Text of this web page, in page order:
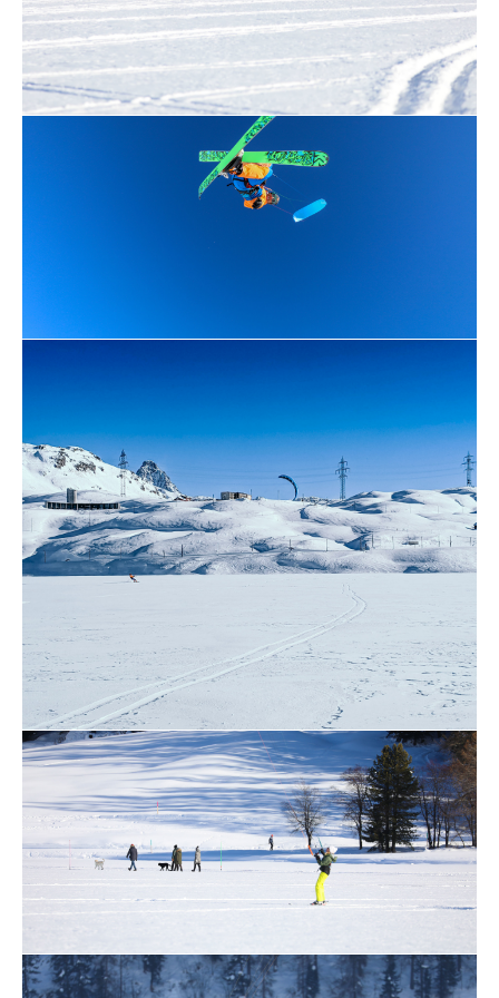
veraltetete Technik)
Die Kiteschirme versprechen das denkbar
einfachste Handling und haben ein
direktes aber gutmütiges Flugverhalten
was den Einstieg in den Sport nochmals
vereinfacht. Die Bar (Steuersystem) bietet
höchstmögliche Sicherheit zusammen mit
dem doppelten Schnellauslösesystem
welches in jeder Situation mit 3.5kg Zug
Höchstmögliche Sicherheit durch neuste
Systeme
Unsere Sicherheitssysteme gewährleisten
eine einwandfreie Funktion in jeder
Situation und können auch von Kindern
und älteren Personen mit max 3,5kg
Zugkraft ausgelöst werden. Die meisten
Winterschirme verfügen über ein 5th Line
System welche es dem Fahrer erlaubt den
Schirm mit einem Finger drucklos
notzulanden und am Boden zu halten. Die
Kiteschirme sind so produziert dass sie
zusammen mit der speziellen Bar
(Steuerelement) beim loslassen total
Kraftlos abstürzen und weitere
Sicherheitssysteme meist gar nicht zum
Ausgebildete Lehrkräfte mit